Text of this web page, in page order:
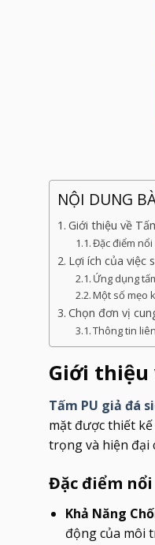
NỘI DUNG
Giới thiệu về
Đặc điểm nổi
Lợi ích của
Ứng dụng
Một số mẹo
Chọn đơn vị
Thông tin
Giới thiệu
Tấm PU giả đá
mặt được thiết
trọng và hiện đại
Đặc điểm
Khả Năng
động của môi